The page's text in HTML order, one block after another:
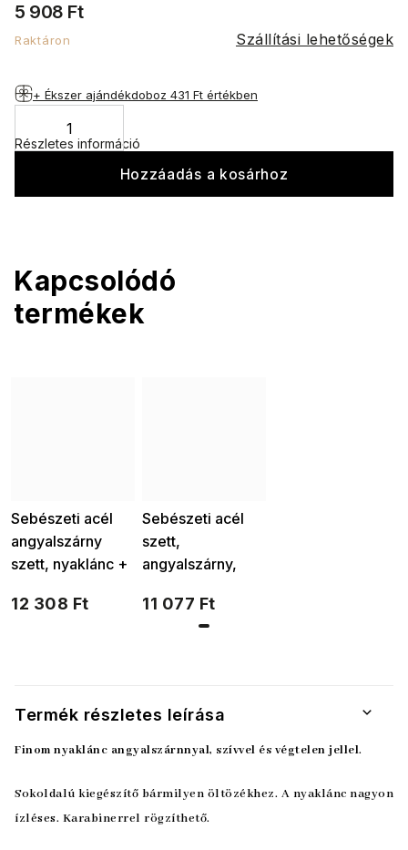
5 908 Ft
Raktáron Szállítási lehetőségek
Hozzáadás a kosárhoz
+ Ékszer ajándékdoboz 431 Ft értékben
Részletes információ
Termék részletes leírása
Finom nyaklánc angyalszárnnyal, szívvel és végtelen jellel.
Sokoldalú kiegészítő bármilyen öltözékhez. A nyaklánc nagyon
ízléses. Karabinerrel rögzíthető.
Kapcsolódó
termékek
Sebészeti acél
angyalszárny
szett, nyaklánc +
179
12 308 Ft
Sebészeti acél
szett,
angyalszárny,
fülbevaló 228
11 077 Ft